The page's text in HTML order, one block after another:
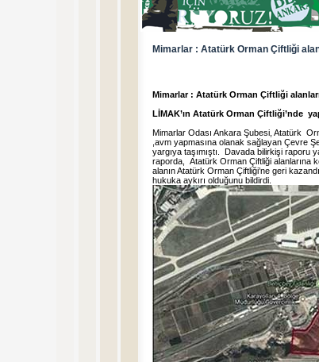
Mimarlar : Atatürk Orman Çiftliği
Mimarlar : Atatürk Orman Çiftliği
LİMAK’ın Atatürk Orman Çiftliği’nde
Mimarlar Odası Ankara Şubesi, Atatürk
,avm yapmasına olanak sağlayan Çevre
yargıya taşımıştı. Davada bilirkişi raporu
raporda, Atatürk Orman Çiftliği alanlarına
alanın Atatürk Orman Çiftliği’ne geri
hukuka aykırı olduğunu bildirdi.